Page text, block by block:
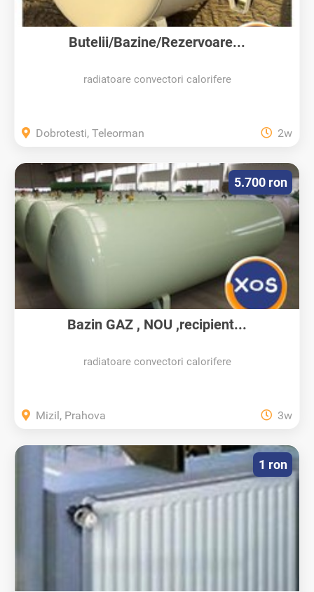
Butelii/Bazine/Rezervoare...
radiatoare convectori calorifere
Dobrotesti, Teleorman 2w
Bazin GAZ , NOU ,recipient...
radiatoare convectori calorifere
5.700 ron
Mizil, Prahova 3w
1 ron